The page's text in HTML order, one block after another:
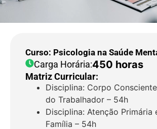
Curso: Psicologia na Saúde
Carga Horária:450 horas
Matriz Curricular:
Disciplina: Corpo
do Trabalhador – 54h
Disciplina: Atenção Primária
Família – 54h